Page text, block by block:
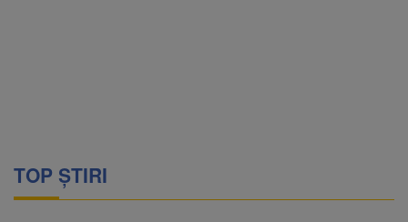
TOP ȘTIRI